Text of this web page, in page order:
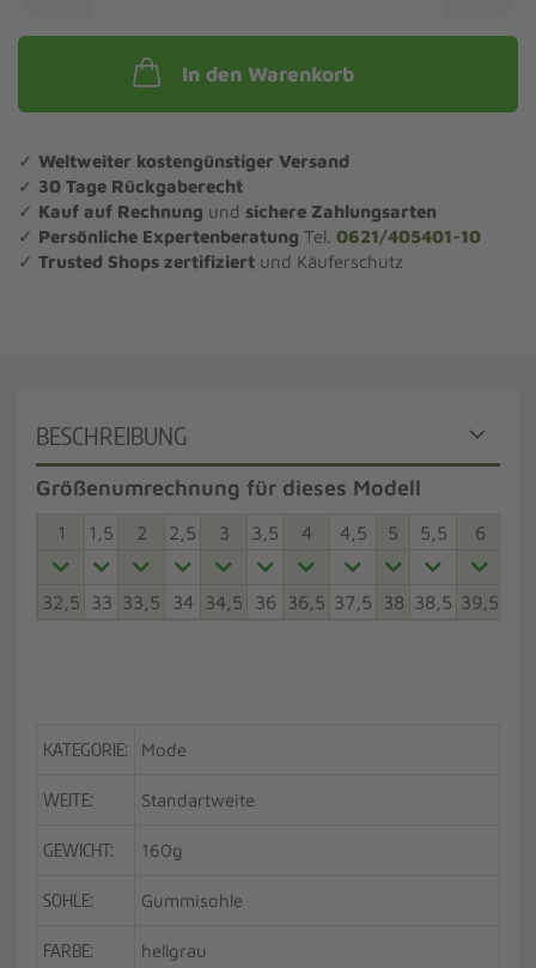
In den Warenkorb
✓ Weltweiter kostengünstiger Versand
✓ 30 Tage Rückgaberecht
✓ Kauf auf Rechnung und sichere Zahlungsarten
✓ Persönliche Expertenberatung Tel. 0621/405401-10
✓ Trusted Shops zertifiziert und Käuferschutz
BESCHREIBUNG
Größenumrechnung für dieses Modell
1 1,5 2 2,5 3 3,5 4 4,5 5 5,5 6
32,5 33 33,5 34 34,5 36 36,5 37,5 38 38,5 39,5
KATEGORIE: Mode
WEITE: Standartweite
GEWICHT: 160g
SOHLE: Gummisohle
FARBE: hellgrau